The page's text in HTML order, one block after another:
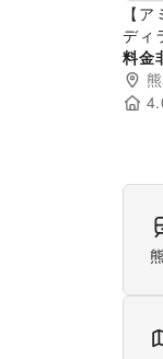
【
ディ
料金